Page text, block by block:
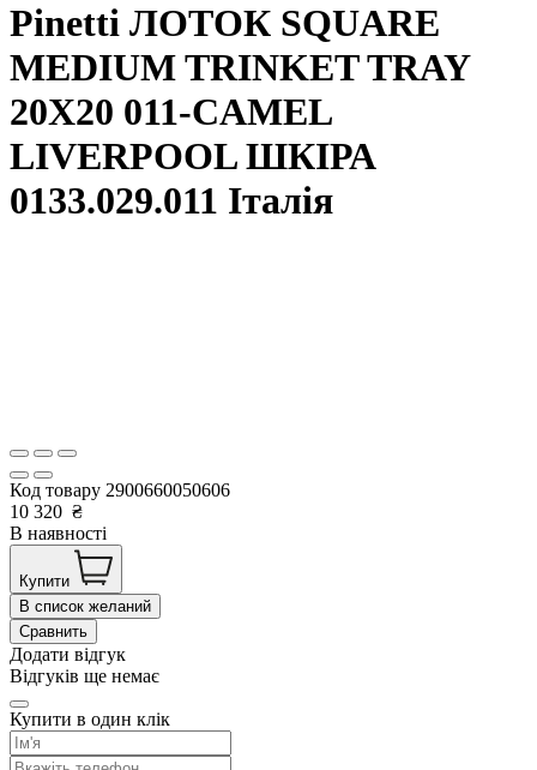
Pinetti ЛОТОК SQUARE
MEDIUM TRINKET TRAY
20X20 011-CAMEL
LIVERPOOL ШКІРА
0133.029.011 Італія
Код товару 2900660050606
10 320 ₴
В наявності
Купити
В список желаний
Сравнить
Додати відгук
Відгуків ще немає
Купити в один клік